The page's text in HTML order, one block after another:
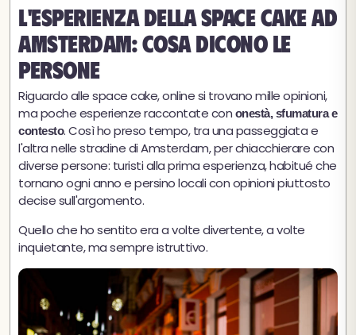
L'esperienza della space cake ad
Amsterdam: cosa dicono le
persone
Riguardo alle space cake, online si trovano mille opinioni,
ma poche esperienze raccontate con onestà, sfumatura e
contesto. Così ho preso tempo, tra una passeggiata e
l'altra nelle stradine di Amsterdam, per chiacchierare con
diverse persone: turisti alla prima esperienza, habitué che
tornano ogni anno e persino locali con opinioni piuttosto
decise sull'argomento.
Quello che ho sentito era a volte divertente, a volte
inquietante, ma sempre istruttivo.